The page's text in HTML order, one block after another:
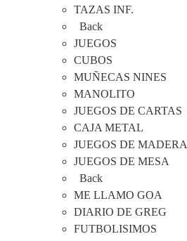
TAZAS INF.
Back
JUEGOS
CUBOS
MUÑECAS NINES
MANOLITO
JUEGOS DE CARTAS
CAJA METAL
JUEGOS DE MADERA
JUEGOS DE MESA
Back
ME LLAMO GOA
DIARIO DE GREG
FUTBOLISIMOS